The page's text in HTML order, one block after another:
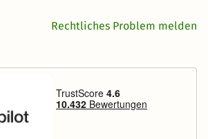
Rechtliches Problem melden